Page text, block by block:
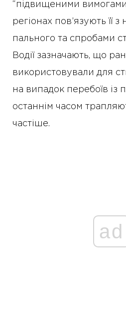
“підвищеними
регіонах пов’язують її з
пального та спробами
Водії зазначають, що
використовували для
на випадок перебоїв із
останнім часом
частіше.
ad